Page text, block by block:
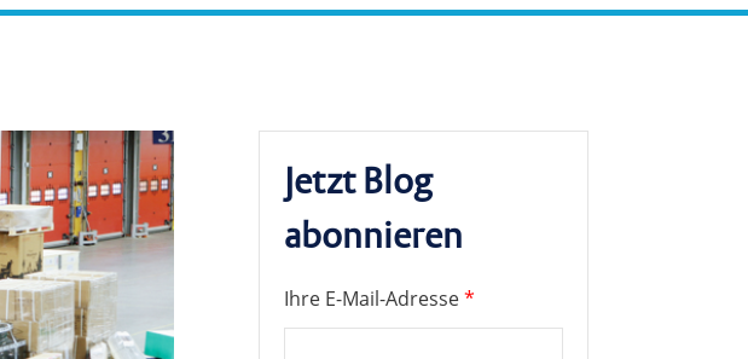
Jetzt Blog
abonnieren
Ihre E-Mail-Adresse*